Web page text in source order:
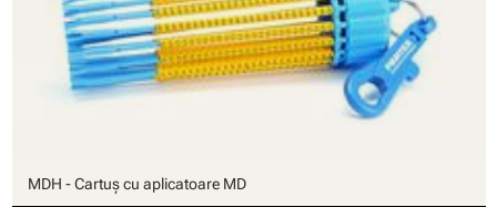
MDH - Cartuş cu aplicatoare MD